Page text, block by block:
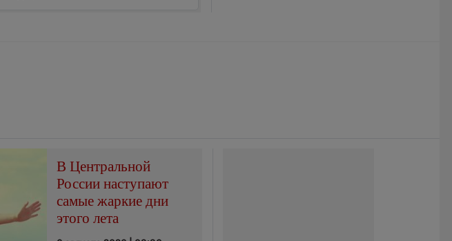
В Центральной
России наступают
самые жаркие дни
этого лета